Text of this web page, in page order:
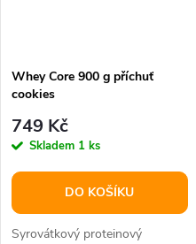
Whey Core 900 g příchuť
cookies
749 Kč
Skladem 1 ks
DO KOŠÍKU
Syrovátkový proteinový